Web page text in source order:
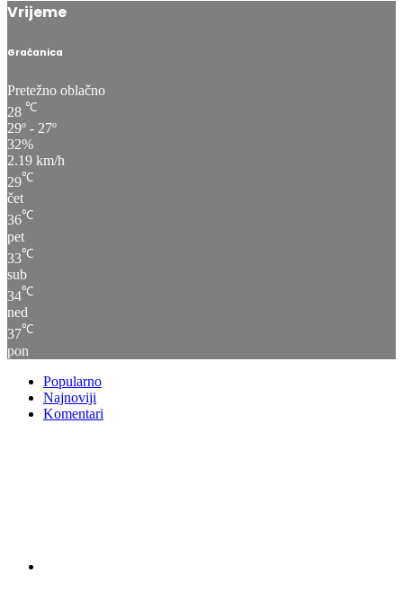
Vrijeme
Gračanica
Pretežno oblačno
28 ℃
29º - 27º
32%
2.19 km/h
29℃
čet
36℃
pet
33℃
sub
34℃
ned
37℃
pon
Popularno
Najnoviji
Komentari